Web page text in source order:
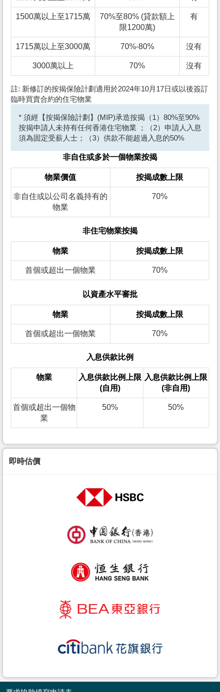
1500萬以上至1715萬
70%至80% (貸款額上
限1200萬)
有
1715萬以上至3000萬 70%-80% 沒有
3000萬以上 70% 沒有
註: 新修訂的按揭保險計劃適用於2024年10月17日或以後簽訂
臨時買賣合約的住宅物業
* 須經【按揭保險計劃】(MIP)承造按揭（1）80%至90%
按揭申請人未持有任何香港住宅物業 ；（2）申請人入息
須為固定受薪人士；（3）供款不能超過入息的50%
非自住或多於一個物業按揭
物業價值 按揭成數上限
非自住或以公司名義持有的
物業
70%
非住宅物業按揭
物業 按揭成數上限
首個或超出一個物業 70%
以資產水平審批
物業 按揭成數上限
首個或超出一個物業 70%
入息供款比例
物業
入息供款比例上限
(自用)
入息供款比例上限
(非自用)
首個或超出一個物
業
50% 50%
即時估價